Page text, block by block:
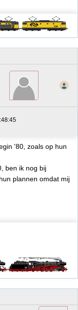
'80, zoals op hun
ben ik nog bij
plannen omdat mij